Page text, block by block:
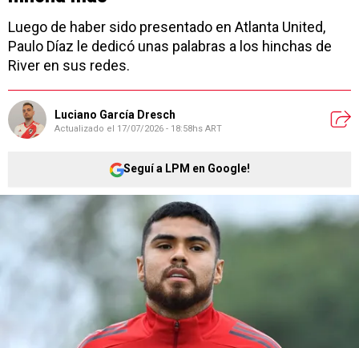
Luciano García Dresch
Actualizado el17/07/2026 - 18:58hs ART
Seguí a LPM en Google!